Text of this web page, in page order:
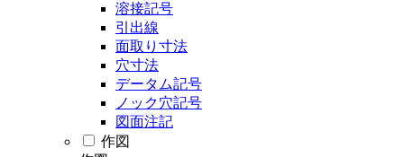
溶接記号
引出線
面取り寸法
穴寸法
データム記号
ノック穴記号
図面注記
作図